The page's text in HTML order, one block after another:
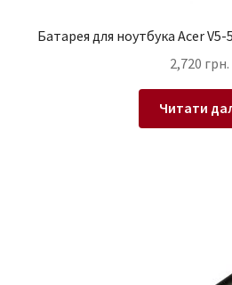
Батарея для ноутбука Acer V5-
2,720 грн.
Читати